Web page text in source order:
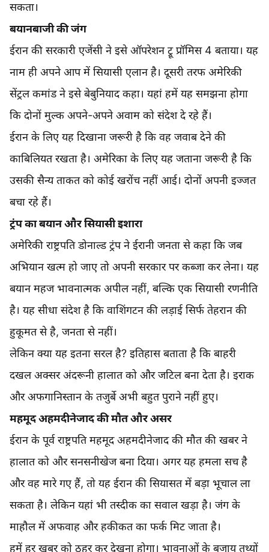
सकता।
बयानबाजी की जंग
ईरान की सरकारी एजेंसी ने इसे ऑपरेशन ट्रू प्रॉमिस 4 बताया। यह
नाम ही अपने आप में सियासी एलान है। दूसरी तरफ अमेरिकी
सेंट्रल कमांड ने इसे बेबुनियाद कहा। यहां हमें यह समझना होगा
कि दोनों मुल्क अपने-अपने अवाम को संदेश दे रहे हैं।
ईरान के लिए यह दिखाना जरूरी है कि वह जवाब देने की
काबिलियत रखता है। अमेरिका के लिए यह जताना जरूरी है कि
उसकी सैन्य ताकत को कोई खरोंच नहीं आई। दोनों अपनी इज्जत
बचा रहे हैं।
ट्रंप का बयान और सियासी इशारा
अमेरिकी राष्ट्रपति डोनाल्ड ट्रंप ने ईरानी जनता से कहा कि जब
अभियान खत्म हो जाए तो अपनी सरकार पर कब्जा कर लेना। यह
बयान महज भावनात्मक अपील नहीं, बल्कि एक सियासी रणनीति
है। यह सीधा संदेश है कि वाशिंगटन की लड़ाई सिर्फ तेहरान की
हुकूमत से है, जनता से नहीं।
लेकिन क्या यह इतना सरल है? इतिहास बताता है कि बाहरी
दखल अक्सर अंदरूनी हालात को और जटिल बना देता है। इराक
और अफगानिस्तान के तजुर्बे अभी बहुत पुराने नहीं हुए।
महमूद अहमदीनेजाद की मौत और असर
ईरान के पूर्व राष्ट्रपति महमूद अहमदीनेजाद की मौत की खबर ने
हालात को और सनसनीखेज बना दिया। अगर यह हमला सच है
और वह मारे गए हैं, तो यह ईरान की सियासत में बड़ा भूचाल ला
सकता है। लेकिन यहां भी तस्दीक का सवाल खड़ा है। जंग के
माहौल में अफवाह और हकीकत का फर्क मिट जाता है।
हमें हर खबर को ठहर कर देखना होगा। भावनाओं के बजाय तथ्यों